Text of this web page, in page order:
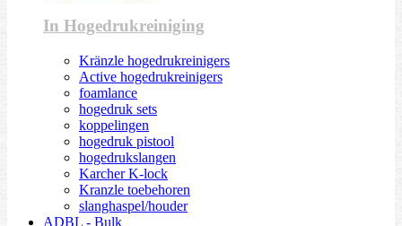
In Hogedrukreiniging
Kränzle hogedrukreinigers
Active hogedrukreinigers
foamlance
hogedruk sets
koppelingen
hogedruk pistool
hogedrukslangen
Karcher K-lock
Kranzle toebehoren
slanghaspel/houder
ADBL - Bulk